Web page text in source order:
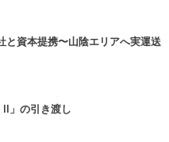
資本提携〜山陰エリアへ実運送
」の引き渡し